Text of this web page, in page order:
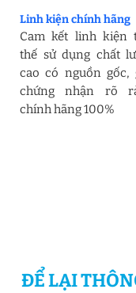
Linh kiện chính hãng
Cam kết linh kiện
thế sử dụng chất
cao có nguồn gốc,
chứng nhận rõ
chính hãng 100%
ĐỂ LẠI